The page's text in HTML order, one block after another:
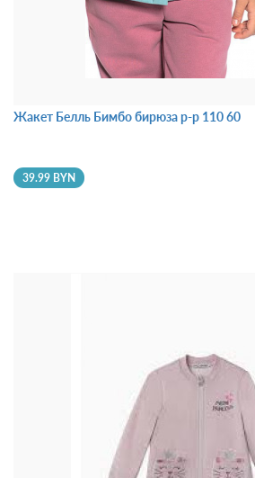
Жакет Белль Бимбо бирюза р-р 110 60
39.99 BYN